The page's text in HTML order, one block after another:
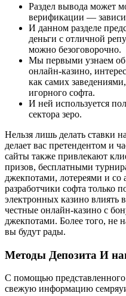
Раздел вывода может
верификации —
И данном разделе
деньги с отличной
можно безоговорочно.
Мы первыми узнаем
онлайн-казино,
как самих
игорного софта.
И ней используется
сектора зеро.
Нельзя лишь делать ставки
делает вас претендентом и
сайты также привлекают
призов, бесплатными
джекпотами, лотереями и со
разработчики софта только
электронных казино влиять
честные онлайн-казино с
джекпотами. Более того, не
вы будут рады.
Методы Депозита И
С помощью представленного
свежую информацию